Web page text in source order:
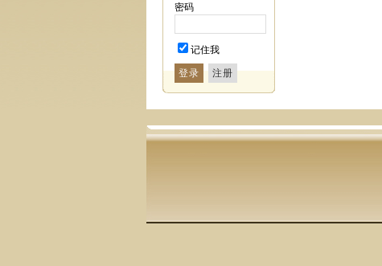
密码
记住我
登录